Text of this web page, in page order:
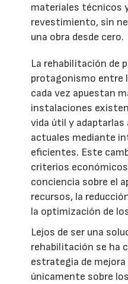
materiales técnicos
revestimiento, sin
una obra desde cero.
La rehabilitación de
protagonismo entre
cada vez apuestan
instalaciones
vida útil y adaptarlas
actuales mediante
eficientes. Este
criterios
conciencia sobre el
recursos, la
la optimización de
Lejos de ser una
rehabilitación se ha
estrategia de
únicamente sobre